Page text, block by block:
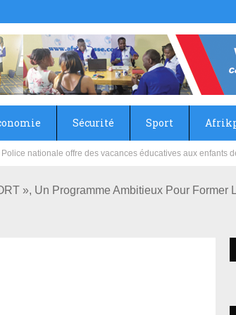
Sécurité Sport
du Camp Général Aboubacar Sangoulé Lamizana
», Un Programme Ambitieux Pour Former